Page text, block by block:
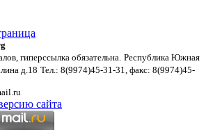
гиперссылка обязательна. Республика Южная
д.18 Тел.: 8(9974)45-31-31, факс: 8(9974)45-
сайта